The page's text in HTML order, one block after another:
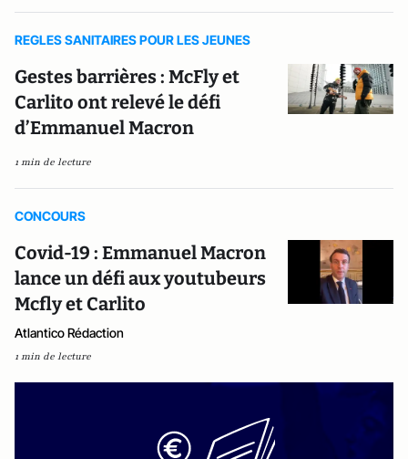
REGLES SANITAIRES POUR LES JEUNES
Gestes barrières : McFly et
Carlito ont relevé le défi
d’Emmanuel Macron
1 min de lecture
CONCOURS
Covid-19 : Emmanuel Macron
lance un défi aux youtubeurs
Mcfly et Carlito
Atlantico Rédaction
1 min de lecture